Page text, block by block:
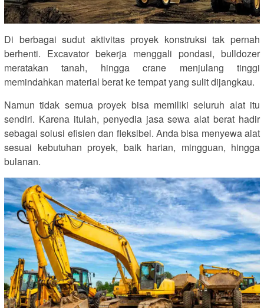
Di berbagai sudut aktivitas proyek konstruksi tak pernah
berhenti. Excavator bekerja menggali pondasi, bulldozer
meratakan tanah, hingga crane menjulang tinggi
memindahkan material berat ke tempat yang sulit dijangkau.
Namun tidak semua proyek bisa memiliki seluruh alat itu
sendiri. Karena itulah, penyedia jasa sewa alat berat hadir
sebagai solusi efisien dan fleksibel. Anda bisa menyewa alat
sesuai kebutuhan proyek, baik harian, mingguan, hingga
bulanan.